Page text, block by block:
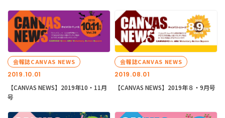
2019.10.01
会報誌CANVAS NEWS
【CANVAS NEWS】2019年10・11月
号
2019.08.01
会報誌CANVAS NEWS
【CANVAS NEWS】2019年８・9月号